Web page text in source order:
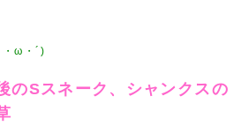
・ω・´)
のSスネーク、シャンクスの